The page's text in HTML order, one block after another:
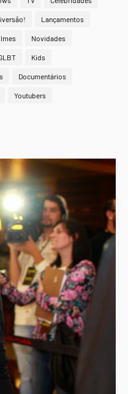
Lançamentos
Novidades
Kids
Documentários
Youtubers